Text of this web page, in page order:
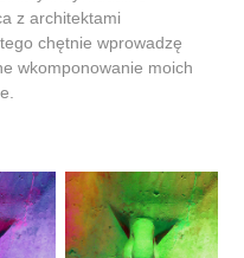
z architektami
chętnie wprowadzę
wkomponowanie moich